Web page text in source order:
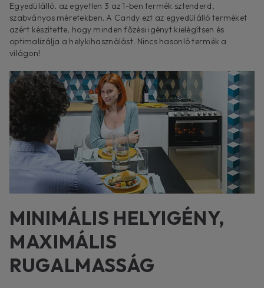
Egyedülálló, az egyetlen 3 az 1-ben termék sztenderd,
szabványos méretekben. A Candy ezt az egyedülálló terméket
azért készítette, hogy minden főzési igényt kielégítsen és
optimalizálja a helykihasználást. Nincs hasonló termék a
világon!
MINIMÁLIS HELYIGÉNY,
MAXIMÁLIS
RUGALMASSÁG